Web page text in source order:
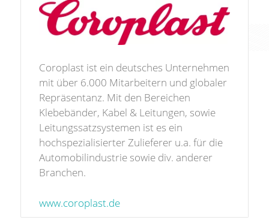
Coroplast ist ein deutsches Unternehmen
mit über 6.000 Mitarbeitern und globaler
Repräsentanz. Mit den Bereichen
Klebebänder, Kabel & Leitungen, sowie
Leitungssatzsystemen ist es ein
hochspezialisierter Zulieferer u.a. für die
Automobilindustrie sowie div. anderer
Branchen.
www.coroplast.de